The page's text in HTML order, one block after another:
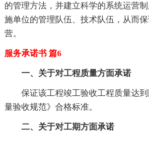
的管理方法，并建立科学的系统运营
施单位的管理队伍、技术队伍，从而
营。
服务承诺书 篇6
一、关于对工程质量方面承诺
保证该工程竣工验收工程质量达
量验收规范》合格标准。
二、关于对工期方面承诺